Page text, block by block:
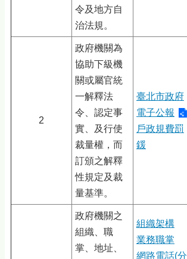
令及地方自
治法規。
2
政府機關為
協助下級機
關或屬官統
一解釋法
令、認定事
實、及行使
裁量權，而
訂頒之解釋
性規定及裁
量基準。
臺北市政府
電子公報
戶政規費罰
鍰
政府機關之
組織、職
掌、地址、
組織架構
業務職掌
網路電話(分